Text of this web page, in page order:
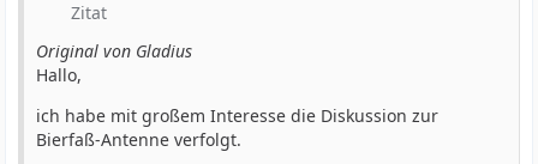
Zitat
Original von Gladius
Hallo,
ich habe mit großem Interesse die Diskussion zur
Bierfaß-Antenne verfolgt.